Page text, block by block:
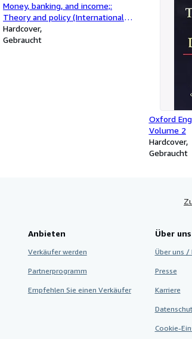
Money, banking, and income;:
Theory and policy (International
series in economics)
Hardcover
Gebraucht
Oxford
Volume 2
Hardcover
Gebraucht
Anbieten
Verkäufer werden
Partnerprogramm
Empfehlen Sie einen Verkäufer
Über uns
Über uns /
Presse
Karriere
Cookie-